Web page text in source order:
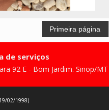
Primeira página
de serviços
92 E - Bom Jardim. Sinop/MT
02/1998)